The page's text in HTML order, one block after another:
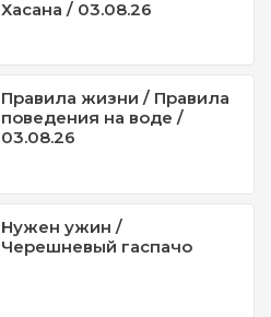
Хасана / 03.08.26
Правила жизни / Правила
поведения на воде /
03.08.26
Нужен ужин /
Черешневый гаспачо